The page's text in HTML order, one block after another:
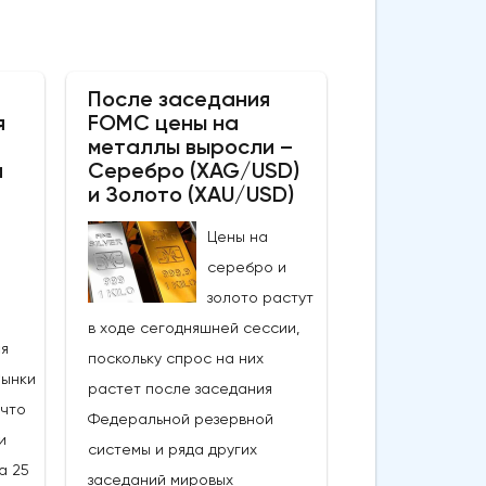
25
После заседания
FOMC цены на
металлы выросли –
Серебро (XAG/USD)
и Золото (XAU/USD)
Цены на
серебро и
золото растут
в ходе сегодняшней сессии,
поскольку спрос на них
растет после заседания
Федеральной резервной
системы и ряда других
заседаний мировых